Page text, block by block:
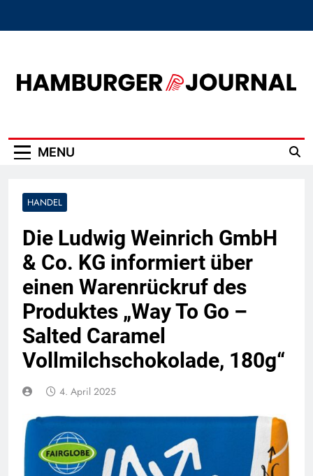
MENU
HANDEL
Die Ludwig Weinrich GmbH
& Co. KG informiert über
einen Warenrückruf des
Produktes „Way To Go –
Salted Caramel
Vollmilchschokolade, 180g“
4. April 2025